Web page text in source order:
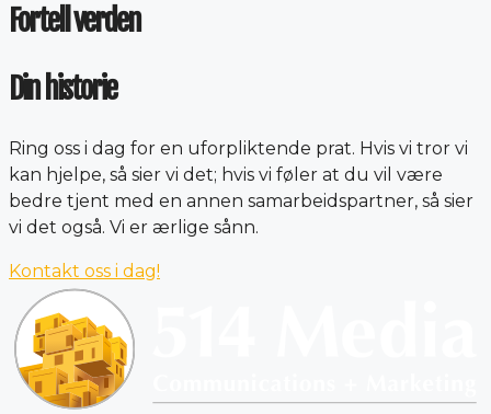
Fortell verden
Din historie
Ring oss i dag for en uforpliktende prat. Hvis vi tror vi
kan hjelpe, så sier vi det; hvis vi føler at du vil være
bedre tjent med en annen samarbeidspartner, så sier
vi det også. Vi er ærlige sånn.
Kontakt oss i dag!